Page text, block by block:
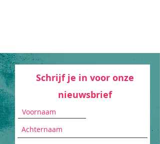
Schrijf je in voor onze
nieuwsbrief